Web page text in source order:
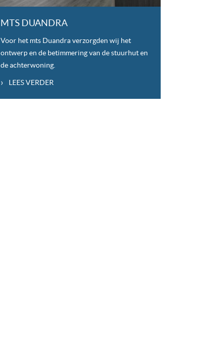
MTS DUANDRA
Voor het mts Duandra verzorgden wij het
ontwerp en de betimmering van de stuurhut en
de achterwoning.
› LEES VERDER